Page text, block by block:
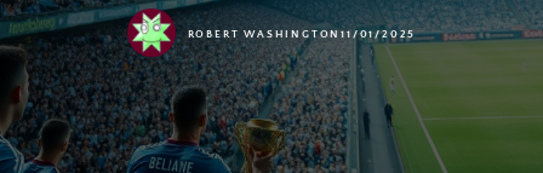
ROBERT WASHINGTON11/01/2025